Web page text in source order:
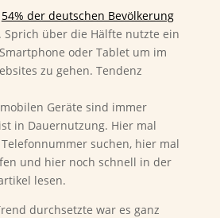
54% der deutschen Bevölkerung
über die Hälfte nutzte ein
oder Tablet um im
zu gehen. Tendenz
Geräte sind immer
in Dauernutzung. Hier mal
suchen, hier mal
und hier noch schnell in der
lesen.
durchsetzte war es ganz